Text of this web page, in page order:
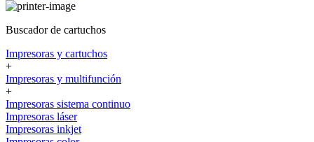
Buscador de cartuchos
Impresoras y cartuchos
+
Impresoras y multifunción
+
Impresoras sistema continuo
Impresoras láser
Impresoras inkjet